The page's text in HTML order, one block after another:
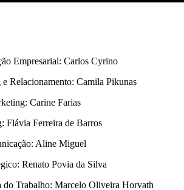
Empresarial: Carlos Cyrino
Relacionamento: Camila Pikunas
Carine Farias
Flávia Ferreira de Barros
Aline Miguel
Renato Povia da Silva
do Trabalho: Marcelo Oliveira Horvath